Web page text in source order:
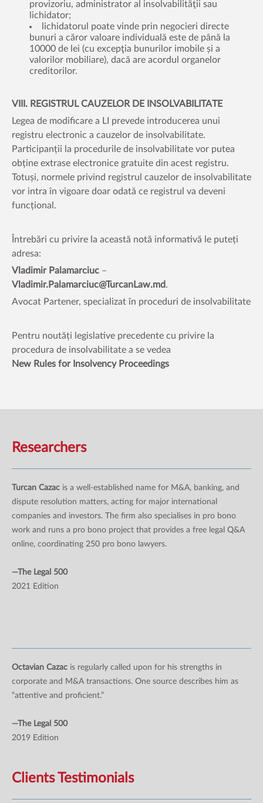
provizoriu, administrator al insolvabilităţii sau
lichidator;
lichidatorul poate vinde prin negocieri directe
bunuri a căror valoare individuală este de până la
10000 de lei (cu excepţia bunurilor imobile și a
valorilor mobiliare), dacă are acordul organelor
creditorilor.
VIII. REGISTRUL CAUZELOR DE INSOLVABILITATE
Legea de modificare a LI prevede introducerea unui
registru electronic a cauzelor de insolvabilitate.
Participanții la procedurile de insolvabilitate vor putea
obține extrase electronice gratuite din acest registru.
Totuși, normele privind registrul cauzelor de insolvabilitate
vor intra în vigoare doar odată ce registrul va deveni
funcțional.
Întrebări cu privire la această notă informativă le puteți
adresa:
Vladimir Palamarciuc –
Vladimir.Palamarciuc@TurcanLaw.md.
Avocat Partener, specializat în proceduri de insolvabilitate
Pentru noutăți legislative precedente cu privire la
procedura de insolvabilitate a se vedea
New Rules for Insolvency Proceedings
Researchers
Turcan Cazac is a well-established name for M&A, banking, and
dispute resolution matters, acting for major international
companies and investors. The firm also specialises in pro bono
work and runs a pro bono project that provides a free legal Q&A
online, coordinating 250 pro bono lawyers.
—The Legal 500
2021 Edition
Octavian Cazac is regularly called upon for his strengths in
corporate and M&A transactions. One source describes him as
“attentive and proficient.”
—The Legal 500
2019 Edition
Clients Testimonials